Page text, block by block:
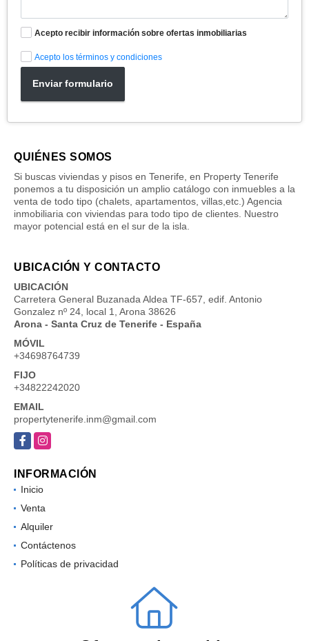
Acepto recibir información sobre ofertas inmobiliarias
Acepto los términos y condiciones
Enviar formulario
QUIÉNES SOMOS
Si buscas viviendas y pisos en Tenerife, en Property Tenerife
ponemos a tu disposición un amplio catálogo con inmuebles a la
venta de todo tipo (chalets, apartamentos, villas,etc.) Agencia
inmobiliaria con viviendas para todo tipo de clientes. Nuestro
mayor potencial está en el sur de la isla.
UBICACIÓN Y CONTACTO
UBICACIÓN
Carretera General Buzanada Aldea TF-657, edif. Antonio
Gonzalez nº 24, local 1, Arona 38626
Arona - Santa Cruz de Tenerife - España
MÓVIL
+34698764739
FIJO
+34822242020
EMAIL
propertytenerife.inm@gmail.com
INFORMACIÓN
Inicio
Venta
Alquiler
Contáctenos